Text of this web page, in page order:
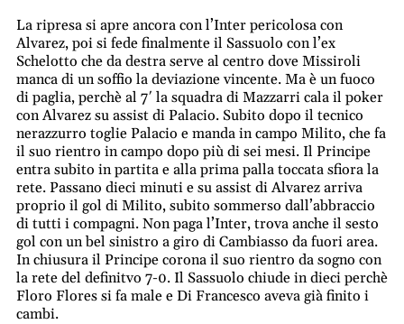
La ripresa si apre ancora con l’Inter pericolosa con
Alvarez, poi si fede finalmente il Sassuolo con l’ex
Schelotto che da destra serve al centro dove Missiroli
manca di un soffio la deviazione vincente. Ma è un fuoco
di paglia, perchè al 7′ la squadra di Mazzarri cala il poker
con Alvarez su assist di Palacio. Subito dopo il tecnico
nerazzurro toglie Palacio e manda in campo Milito, che fa
il suo rientro in campo dopo più di sei mesi. Il Principe
entra subito in partita e alla prima palla toccata sfiora la
rete. Passano dieci minuti e su assist di Alvarez arriva
proprio il gol di Milito, subito sommerso dall’abbraccio
di tutti i compagni. Non paga l’Inter, trova anche il sesto
gol con un bel sinistro a giro di Cambiasso da fuori area.
In chiusura il Principe corona il suo rientro da sogno con
la rete del definitvo 7-0. Il Sassuolo chiude in dieci perchè
Floro Flores si fa male e Di Francesco aveva già finito i
cambi.